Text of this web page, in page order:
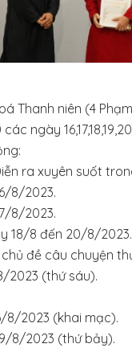
Thanh niên (4
ngày
ra xuyên suốt
8/2023.
8/2023.
18/8 đến 20/8/2023.
đề câu chuyện
2023 (thứ sáu).
8/2023 (khai mạc).
8/2023 (thứ bảy).